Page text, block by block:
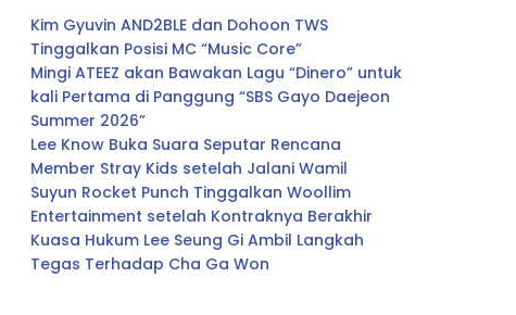
Kim Gyuvin AND2BLE dan Dohoon TWS
Tinggalkan Posisi MC “Music Core”
Mingi ATEEZ akan Bawakan Lagu “Dinero” untuk
kali Pertama di Panggung “SBS Gayo Daejeon
Summer 2026”
Lee Know Buka Suara Seputar Rencana
Member Stray Kids setelah Jalani Wamil
Suyun Rocket Punch Tinggalkan Woollim
Entertainment setelah Kontraknya Berakhir
Kuasa Hukum Lee Seung Gi Ambil Langkah
Tegas Terhadap Cha Ga Won